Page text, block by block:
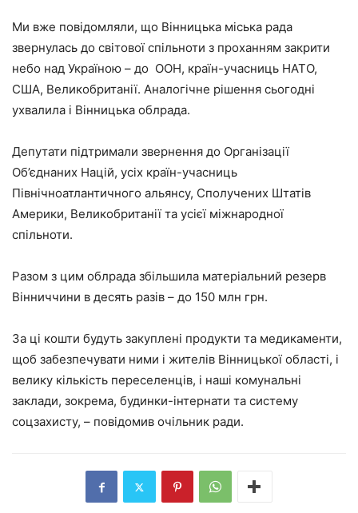
Ми вже повідомляли, що Вінницька міська рада
звернулась до світової спільноти з проханням закрити
небо над Україною – до ООН, країн-учасниць НАТО,
США, Великобританії. Аналогічне рішення сьогодні
ухвалила і Вінницька облрада.
Депутати підтримали звернення до Організації
Об’єднаних Націй, усіх країн-учасниць
Північноатлантичного альянсу, Сполучених Штатів
Америки, Великобританії та усієї міжнародної
спільноти.
Разом з цим облрада збільшила матеріальний резерв
Вінниччини в десять разів – до 150 млн грн.
За ці кошти будуть закуплені продукти та медикаменти,
щоб забезпечувати ними і жителів Вінницької області, і
велику кількість переселенців, і наші комунальні
заклади, зокрема, будинки-інтернати та систему
соцзахисту, – повідомив очільник ради.